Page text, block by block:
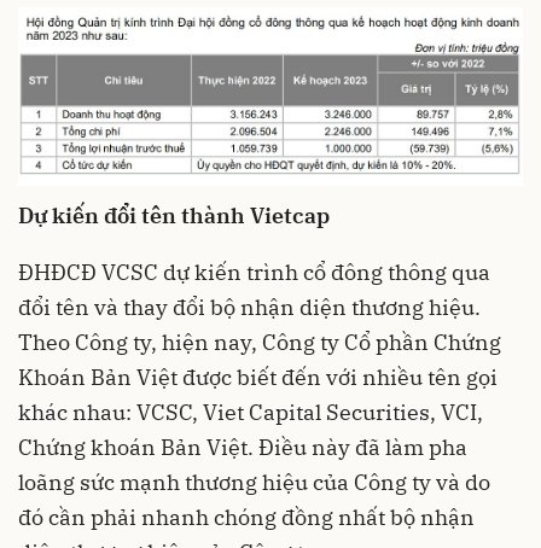
Dự kiến đổi tên thành Vietcap
ĐHĐCĐ VCSC dự kiến trình cổ đông thông qua
đổi tên và thay đổi bộ nhận diện thương hiệu.
Theo Công ty, hiện nay, Công ty Cổ phần Chứng
Khoán Bản Việt được biết đến với nhiều tên gọi
khác nhau: VCSC, Viet Capital Securities, VCI,
Chứng khoán Bản Việt. Điều này đã làm pha
loãng sức mạnh thương hiệu của Công ty và do
đó cần phải nhanh chóng đồng nhất bộ nhận